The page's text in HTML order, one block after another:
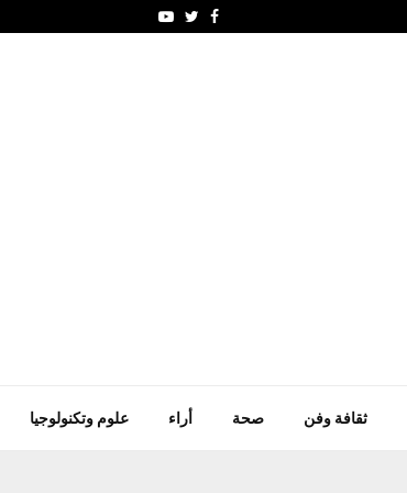
Facebook
Twitter
Youtube
ثقافة وفن صحة أراء علوم وتكنولوجيا